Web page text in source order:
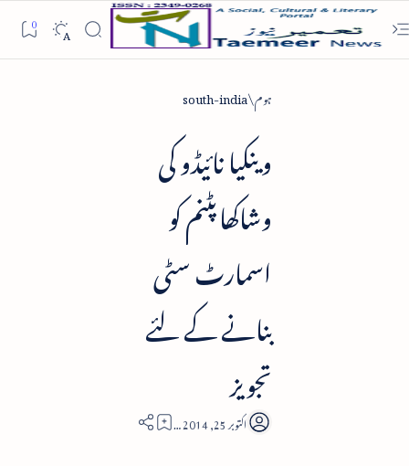
ہوم south-india
وینکیا نائیڈو کی
وشاکھاپٹنم کو
اسمارٹ سٹی
بنانے کے لئے
تجویز
2